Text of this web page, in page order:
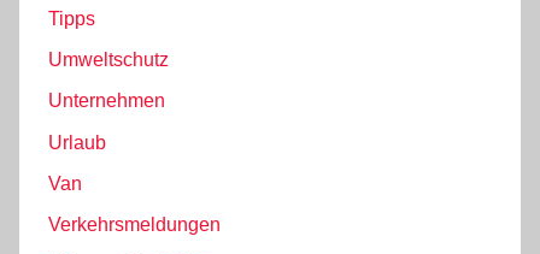
Tipps
Umweltschutz
Unternehmen
Urlaub
Van
Verkehrsmeldungen